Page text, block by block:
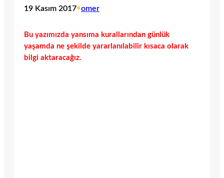
19 Kasım 2017•omer
Bu yazımızda yansıma kurallarından günlük
yaşamda ne şekilde yararlanılabilir kısaca olarak
bilgi aktaracağız.